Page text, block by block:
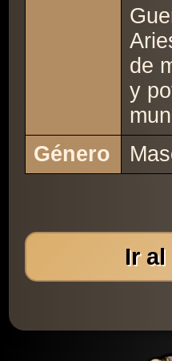
de
y
Género
Ir